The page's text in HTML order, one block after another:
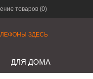
товаров (0)
ЗДЕСЬ
ДЛЯ ДОМА